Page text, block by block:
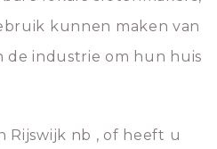
kunnen maken van
de industrie om hun huis
Rijswijk nb , of heeft u